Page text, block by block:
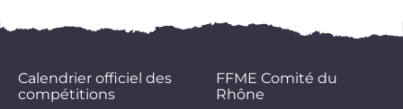
Calendrier officiel des
compétitions
FFME Comité du
Rhône